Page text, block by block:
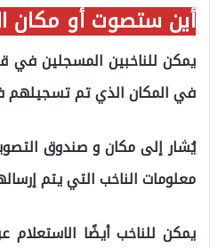
أين ستصوت أو مكان
يمكن للناخبين المسجلين في
في المكان الذي تم تسجيلهم
يُشار إلى مكان و صندوق
معلومات الناخب التي يتم
يمكن للناخب أيضًا